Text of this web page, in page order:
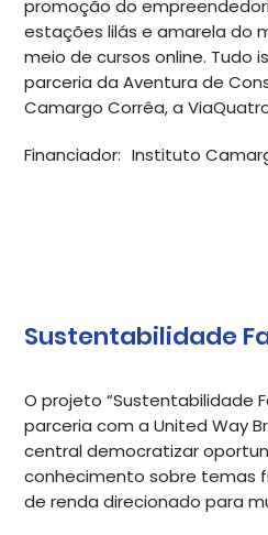
promoção do
estações lilás e amarela do
meio de cursos online. Tudo
parceria da Aventura de
Camargo Corrêa, a
Instituto
Financiador:
Sustentabilidade
O projeto “Sustentabilidade
parceria com a United Way
central democratizar
conhecimento sobre temas
de renda direcionado para